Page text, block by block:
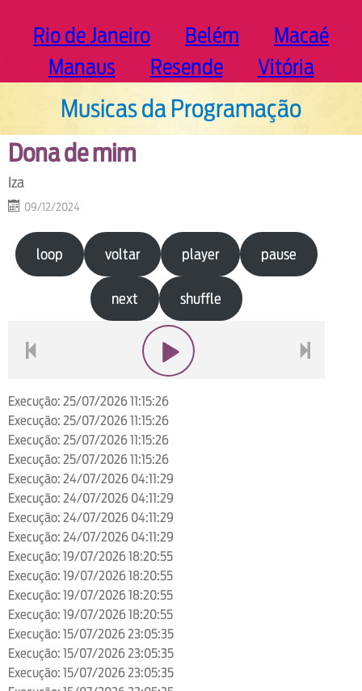
Rio de Janeiro Belém
Macaé
Manaus
Resende Vitória
Musicas da Programação
Dona de mim
Iza
09/12/2024
loop voltar player pause
next shuffle
Execução: 25/07/2026 11:15:26
Execução: 25/07/2026 11:15:26
Execução: 25/07/2026 11:15:26
Execução: 25/07/2026 11:15:26
Execução: 24/07/2026 04:11:29
Execução: 24/07/2026 04:11:29
Execução: 24/07/2026 04:11:29
Execução: 24/07/2026 04:11:29
Execução: 19/07/2026 18:20:55
Execução: 19/07/2026 18:20:55
Execução: 19/07/2026 18:20:55
Execução: 19/07/2026 18:20:55
Execução: 15/07/2026 23:05:35
Execução: 15/07/2026 23:05:35
Execução: 15/07/2026 23:05:35